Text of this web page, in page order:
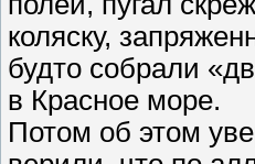
коляску,
будто собрали
в Красное море.
Потом об этом